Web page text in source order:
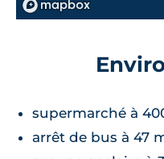
supermarché à
arrêt de bus à 47